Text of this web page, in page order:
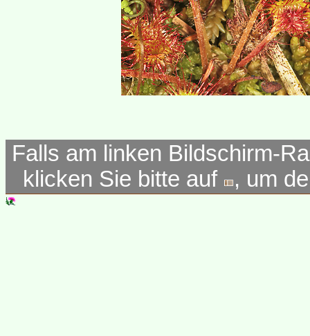
Falls am linken Bildschirm-
klicken Sie bitte auf
, um